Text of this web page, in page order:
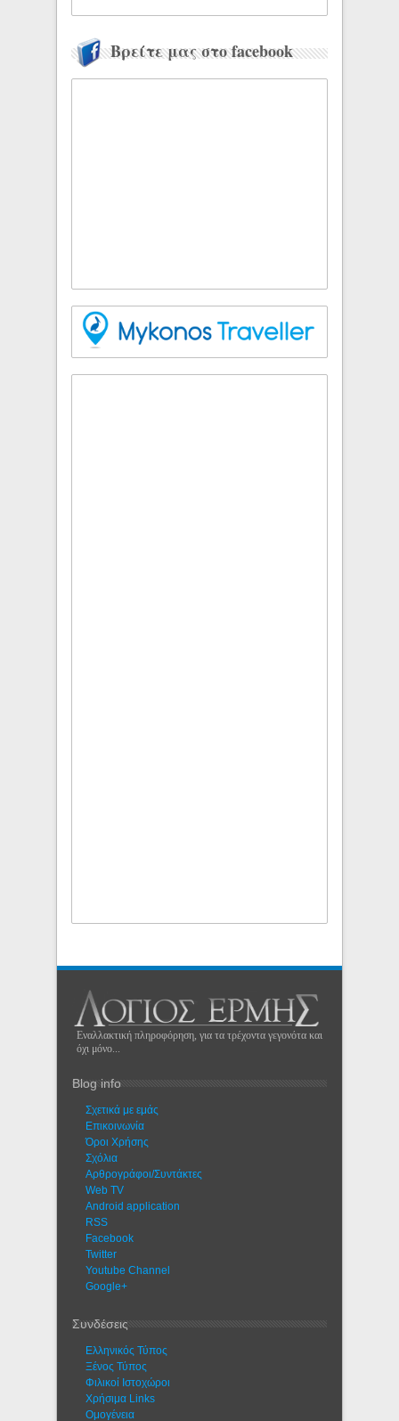
Βρείτε μας στο facebook
Εναλλακτική πληροφόρηση, για τα τρέχοντα γεγονότα και
όχι μόνο...
Blog info
Σχετικά με εμάς
Eπικοινωνία
Όροι Χρήσης
Σχόλια
Αρθρογράφοι/Συντάκτες
Web TV
Android application
RSS
Facebook
Twitter
Youtube Channel
Google+
Συνδέσεις
Ελληνικός Τύπος
Ξένος Τύπος
Φιλικοί Ιστοχώροι
Χρήσιμα Links
Ομογένεια